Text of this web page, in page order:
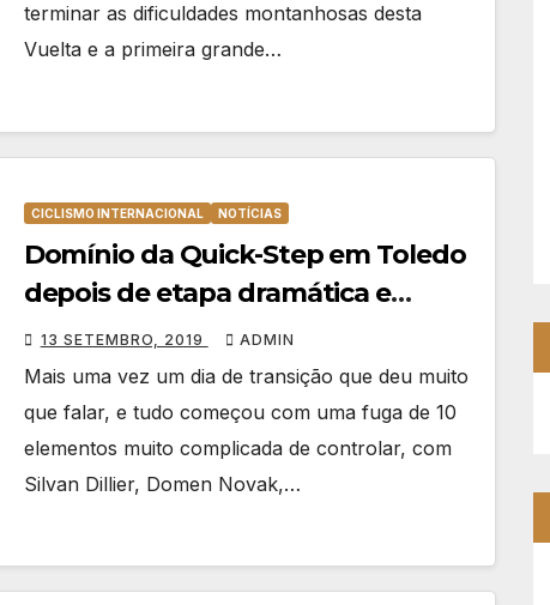
terminar as dificuldades montanhosas desta
Vuelta e a primeira grande…
CICLISMO INTERNACIONAL NOTÍCIAS
Domínio da Quick-Step em Toledo
depois de etapa dramática e
polémica
13 SETEMBRO, 2019 ADMIN
Mais uma vez um dia de transição que deu muito
que falar, e tudo começou com uma fuga de 10
elementos muito complicada de controlar, com
Silvan Dillier, Domen Novak,…